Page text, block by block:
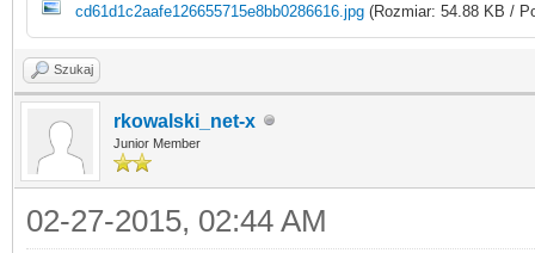
cd61d1c2aafe126655715e8bb0286616.jpg (Rozmiar: 54.88 KB /
Szukaj
rkowalski_net-x
Junior Member
02-27-2015, 02:44 AM